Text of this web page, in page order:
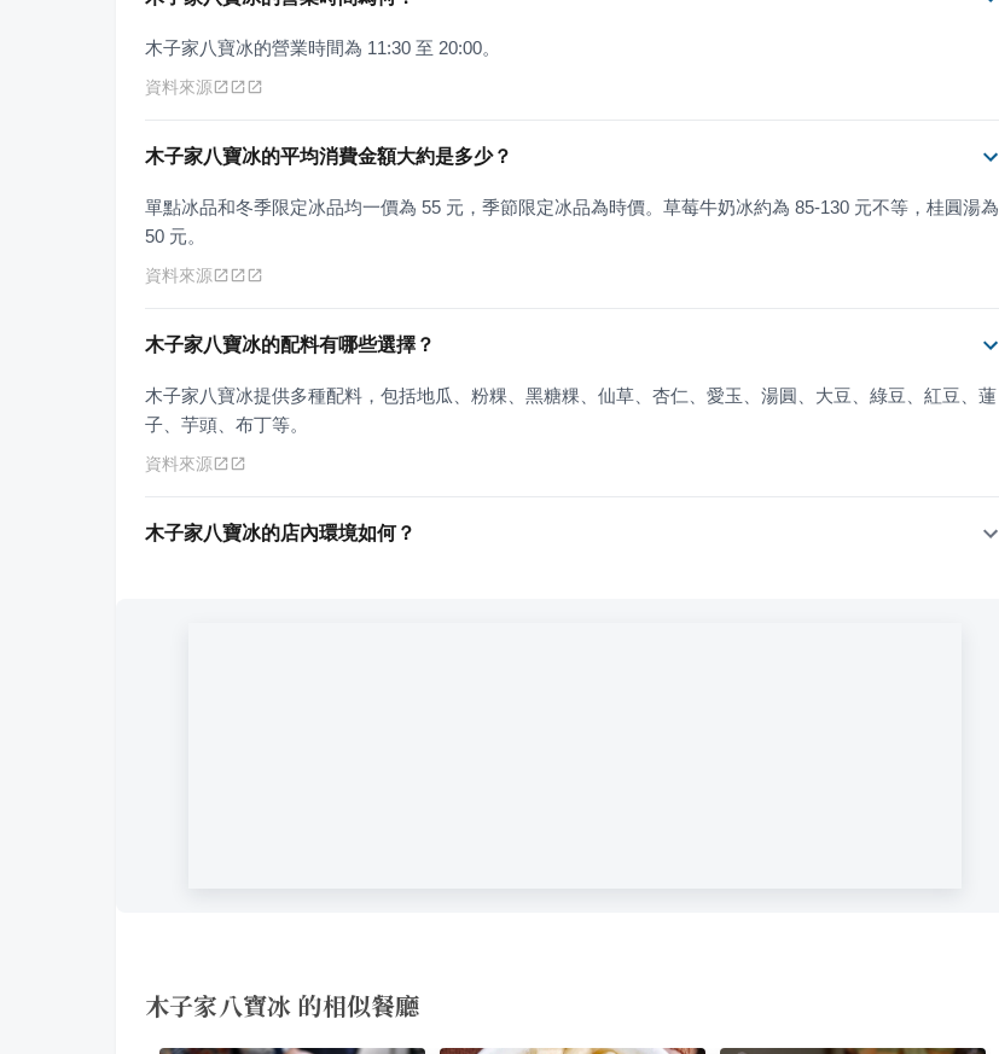
木子家八寶冰的營業時間為 11:30 至 20:00。
資料來源
木子家八寶冰的平均消費金額大約是多少？
單點冰品和冬季限定冰品均一價為 55 元，季節限定冰品為時價。草莓牛奶冰約為 85-130 元不等，桂圓湯為
50 元。
資料來源
木子家八寶冰的配料有哪些選擇？
木子家八寶冰提供多種配料，包括地瓜、粉粿、黑糖粿、仙草、杏仁、愛玉、湯圓、大豆、綠豆、紅豆、蓮
子、芋頭、布丁等。
資料來源
木子家八寶冰的店內環境如何？
木子家八寶冰 的相似餐廳